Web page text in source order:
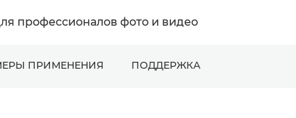
профессионалов фото и видео
ПРИМЕНЕНИЯ ПОДДЕРЖКА